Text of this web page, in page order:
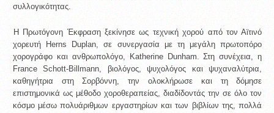
συλλογικότητας.
Η Πρωτόγονη Έκφραση ξεκίνησε ως τεχνική χορού από τον Αϊτινό
χορευτή Herns Duplan, σε συνεργασία με τη μεγάλη πρωτοπόρο
χορογράφο και ανθρωπολόγο, Katherine Dunham. Στη συνέχεια, η
France Schott-Billmann, βιολόγος, ψυχολόγος και ψυχαναλύτρια,
καθηγήτρια στη Σορβόννη, την ολοκλήρωσε και τη δόμησε
επιστημονικά ως μέθοδο χοροθεραπείας, διαδίδοντάς την σε όλο τον
κόσμο μέσω πολυάριθμων εργαστηρίων και των βιβλίων της, πολλά